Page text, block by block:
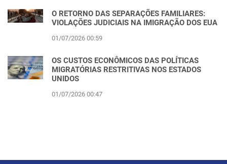
O RETORNO DAS SEPARAÇÕES FAMILIARES:
VIOLAÇÕES JUDICIAIS NA IMIGRAÇÃO DOS EUA
01/07/2026 00:59
OS CUSTOS ECONÔMICOS DAS POLÍTICAS
MIGRATÓRIAS RESTRITIVAS NOS ESTADOS
UNIDOS
01/07/2026 00:47